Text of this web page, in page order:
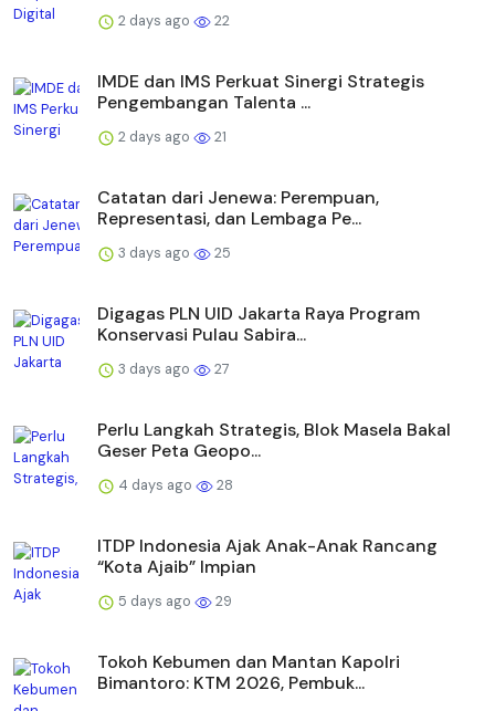
2 days ago 22
IMDE dan IMS Perkuat Sinergi Strategis
Pengembangan Talenta ...
2 days ago 21
Catatan dari Jenewa: Perempuan,
Representasi, dan Lembaga Pe...
3 days ago 25
Digagas PLN UID Jakarta Raya Program
Konservasi Pulau Sabira...
3 days ago 27
Perlu Langkah Strategis, ​Blok Masela Bakal
Geser Peta Geopo...
4 days ago 28
ITDP Indonesia Ajak Anak-Anak Rancang
“Kota Ajaib” Impian
5 days ago 29
Tokoh Kebumen dan Mantan Kapolri
Bimantoro: KTM 2026, Pembuk...